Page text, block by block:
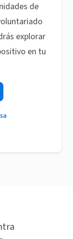
de
explorar
en tu